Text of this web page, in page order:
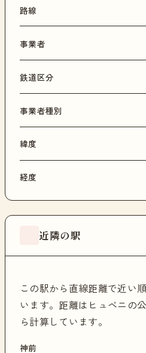
路線
事業者
鉄道区分
事業者種別
緯度
経度
近隣の駅
この駅から直線距離で近い
います。距離はヒュベニの
ら計算しています。
神前